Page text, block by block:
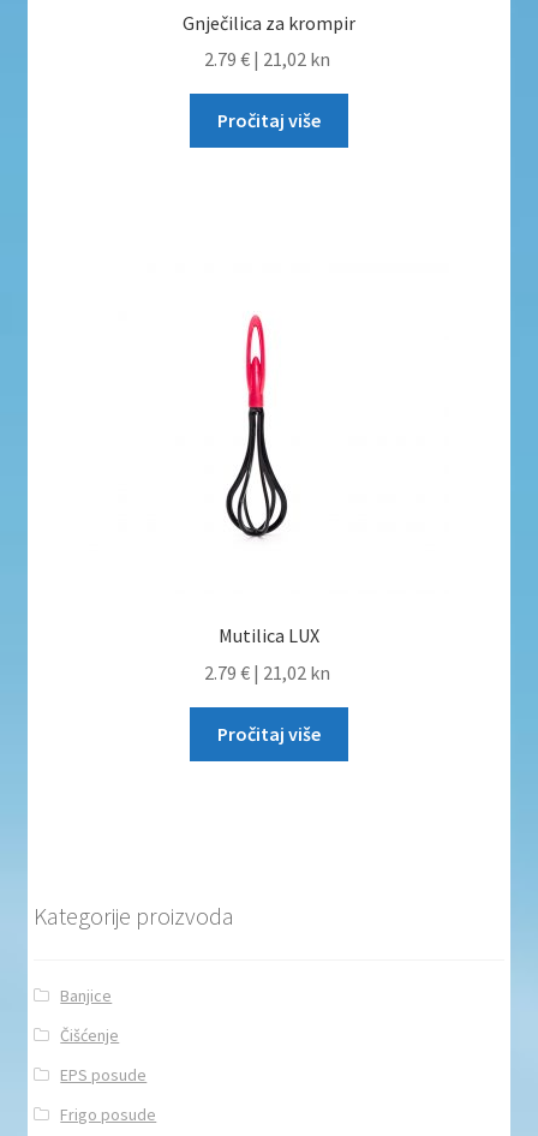
Gnječilica za krompir
2.79 € | 21,02 kn
Pročitaj više
Mutilica LUX
2.79 € | 21,02 kn
Pročitaj više
Kategorije proizvoda
Banjice
Čišćenje
EPS posude
Frigo posude